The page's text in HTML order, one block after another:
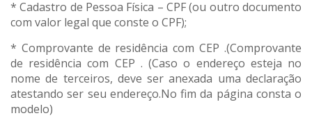
* Cadastro de Pessoa Física – CPF (ou outro documento
com valor legal que conste o CPF);
* Comprovante de residência com CEP .(Comprovante
de residência com CEP . (Caso o endereço esteja no
nome de terceiros, deve ser anexada uma declaração
atestando ser seu endereço.No fim da página consta o
modelo)